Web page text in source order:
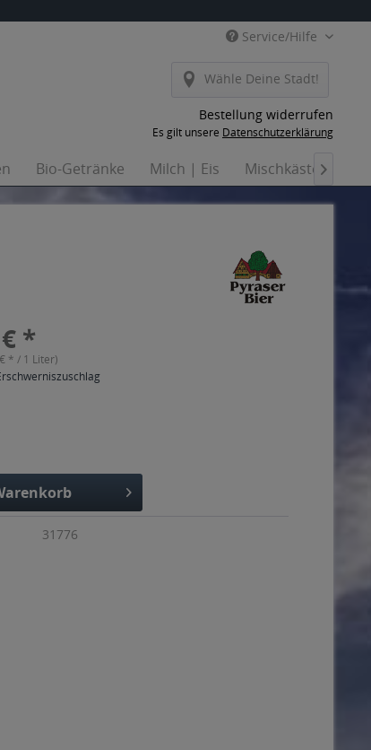
Service/Hilfe
Wähle Deine Stadt!
Bestellung widerrufen
Es gilt unsere Datenschutzerklärung
Bio-Getränke Milch | Eis Mischkästen

*
* / 1 Liter)
31776